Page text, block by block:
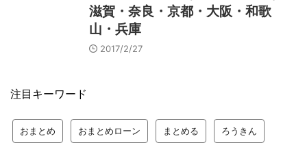
滋賀・奈良・京都・大阪・和歌
山・兵庫
2017/2/27
注目キーワード
おまとめ おまとめローン まとめる ろうきん